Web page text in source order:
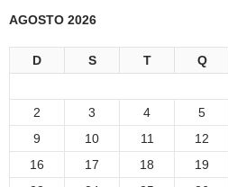
AGOSTO 2026
D S T Q
2
3 4 5
9
10 11 12
16
17 18 19